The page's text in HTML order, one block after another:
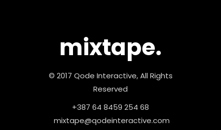
mixtape.
© 2017 Qode Interactive, All Rights
Reserved
+387 64 8459 254 68
mixtape@qodeinteractive.com